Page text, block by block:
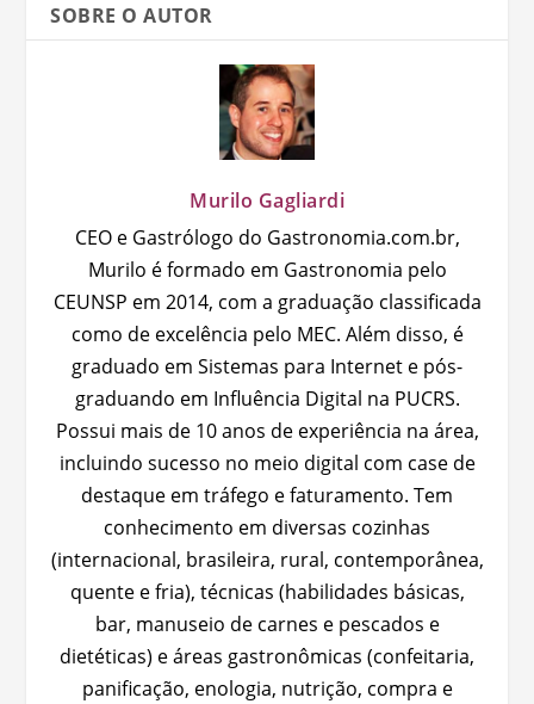
SOBRE O AUTOR
Murilo Gagliardi
CEO e Gastrólogo do Gastronomia.com.br,
Murilo é formado em Gastronomia pelo
CEUNSP em 2014, com a graduação classificada
como de excelência pelo MEC. Além disso, é
graduado em Sistemas para Internet e pós-
graduando em Influência Digital na PUCRS.
Possui mais de 10 anos de experiência na área,
incluindo sucesso no meio digital com case de
destaque em tráfego e faturamento. Tem
conhecimento em diversas cozinhas
(internacional, brasileira, rural, contemporânea,
quente e fria), técnicas (habilidades básicas,
bar, manuseio de carnes e pescados e
dietéticas) e áreas gastronômicas (confeitaria,
panificação, enologia, nutrição, compra e